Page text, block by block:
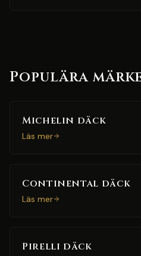
Populära
Michelin däck
Läs mer
Continental däck
Läs mer
Pirelli däck